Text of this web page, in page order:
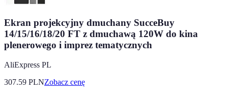
Ekran projekcyjny dmuchany SucceBuy
14/15/16/18/20 FT z dmuchawą 120W do kina
plenerowego i imprez tematycznych
AliExpress PL
307.59 PLNZobacz cenę